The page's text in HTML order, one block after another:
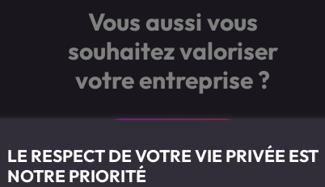
Vous aussi vous
souhaitez valoriser
votre entreprise ?
LE RESPECT DE VOTRE VIE PRIVÉE EST
NOTRE PRIORITÉ